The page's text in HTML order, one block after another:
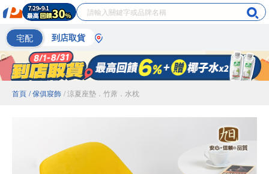
宅配 到店取貨
首頁 / 傢俱寢飾 / 涼夏座墊．竹蓆．水枕